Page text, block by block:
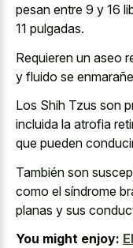
pesan entre 9 y 16
11 pulgadas.
Requieren un aseo
y fluido se
Los Shih Tzus son
incluida la atrofia
que pueden
También son
como el síndrome
planas y sus
You might enjoy: